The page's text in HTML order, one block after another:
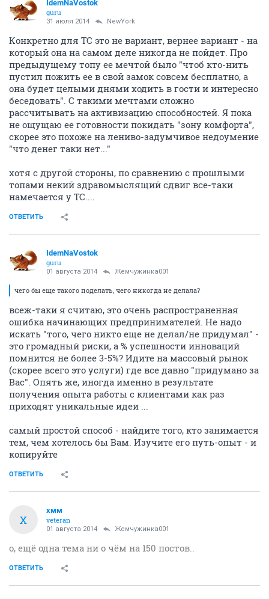
IdemNaVostok
guru
31 июля 2014 NewYоrk
Конкретно для ТС это не вариант, вернее вариант - на
который она на самом деле никогда не пойдет. Про
предыдущему топу ее мечтой было "чтоб кто-нить
пустил пожить ее в свой замок совсем бесплатно, а
она будет целыми днями ходить в гости и интересно
беседовать". С такими мечтами сложно
рассчитывать на активизацию способностей. Я пока
не ощущаю ее готовности покидать "зону комфорта",
скорее это похоже на лениво-задумчивое недоумение
"что денег таки нет..."
хотя с другой стороны, по сравнению с прошлыми
топами некий здравомыслящий сдвиг все-таки
намечается у ТС....
ОТВЕТИТЬ
IdemNaVostok
guru
01 августа 2014 Жемчужинка001
чего бы еще такого поделать, чего никогда не делала?
всеж-таки я считаю, это очень распространенная
ошибка начинающих предпринимателей. Не надо
искать "того, чего никто еще не делал/не придумал" -
это громадный риски, а % успешности инноваций
помнится не более 3-5%? Идите на массовый рынок
(скорее всего это услуги) где все давно "придумано за
Вас". Опять же, иногда именно в результате
получения опыта работы с клиентами как раз
приходят уникальные идеи ...
самый простой способ - найдите того, кто занимается
тем, чем хотелось бы Вам. Изучите его путь-опыт - и
копируйте
ОТВЕТИТЬ
Х
хмм
veteran
01 августа 2014 Жемчужинка001
о, ещё одна тема ни о чём на 150 постов..
ОТВЕТИТЬ